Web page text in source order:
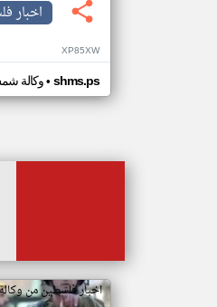
اخبار
XP85XW
وكالة• shms.ps
اخبار فلسطين من